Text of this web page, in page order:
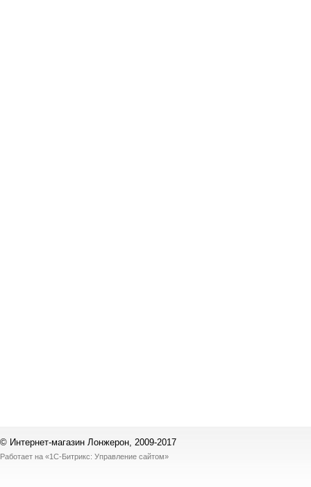
© Интернет-магазин Лонжерон, 2009-2017
Работает на «1С-Битрикс: Управление сайтом»